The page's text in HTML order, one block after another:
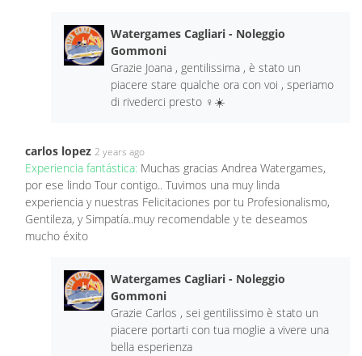
Watergames Cagliari - Noleggio
Gommoni
Grazie Joana , gentilissima , è stato un
piacere stare qualche ora con voi , speriamo
di rivederci presto ‍♀️☀️
carlos lopez 2 years ago
Experiencia fantástica: Muchas gracias Andrea Watergames,
por ese lindo Tour contigo.. Tuvimos una muy linda
experiencia y nuestras Felicitaciones por tu Profesionalismo,
Gentileza, y Simpatía..muy recomendable y te deseamos
mucho éxito
Watergames Cagliari - Noleggio
Gommoni
Grazie Carlos , sei gentilissimo è stato un
piacere portarti con tua moglie a vivere una
bella esperienza